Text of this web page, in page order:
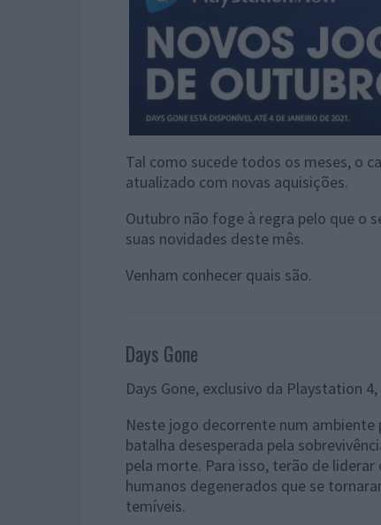
Tal como sucede todos os meses, o
atualizado com novas aquisições.
Outubro não foge à regra pelo que o
suas novidades deste mês.
Venham conhecer quais são.
Days Gone
Days Gone, exclusivo da Playstation
Neste jogo decorrente num
batalha desesperada pela
pela morte. Para isso, terão de
humanos degenerados que se
temíveis.